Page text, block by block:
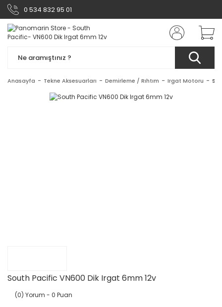
0 534 832 95 01
Anasayfa Tekne Aksesuarları Demirleme / Rıhtım Irgat Motoru
South Pacific VN600 Dik Irgat 6mm 12v
(0) Yorum - 0 Puan